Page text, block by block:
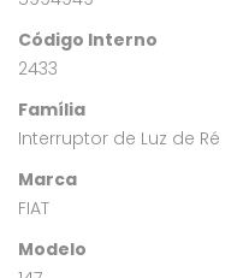
Código Interno
2433
Família
Interruptor de Luz de Ré
Marca
FIAT
Modelo